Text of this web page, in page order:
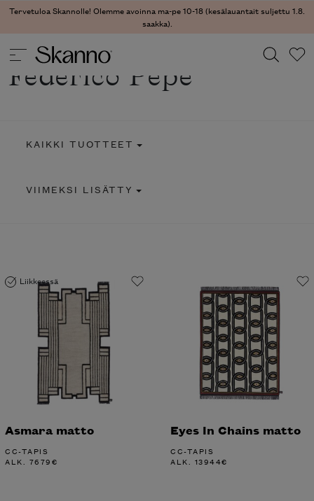
Tervetuloa Skannolle! Olemme avoinna ma-pe 10-18 (kesälauantait suljettu 1.8.
saakka).
Federico Pepe
KAIKKI TUOTTEET
VIIMEKSI LISÄTTY
Liikkeessä
Asmara matto
CC-TAPIS
ALK. 7679€
Eyes In Chains matto
CC-TAPIS
ALK. 13944€